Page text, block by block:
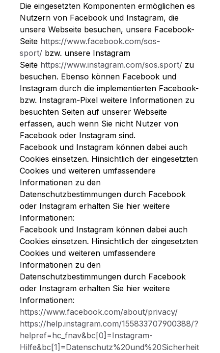
Die eingesetzten Komponenten ermöglichen es
Nutzern von Facebook und Instagram, die
unsere Webseite besuchen, unsere Facebook-
Seite https://www.facebook.com/sos-
sport/ bzw. unsere Instagram
Seite https://www.instagram.com/sos.sport/ zu
besuchen. Ebenso können Facebook und
Instagram durch die implementierten Facebook-
bzw. Instagram-Pixel weitere Informationen zu
besuchten Seiten auf unserer Webseite
erfassen, auch wenn Sie nicht Nutzer von
Facebook oder Instagram sind.
Facebook und Instagram können dabei auch
Cookies einsetzen. Hinsichtlich der eingesetzten
Cookies und weiteren umfassendere
Informationen zu den
Datenschutzbestimmungen durch Facebook
oder Instagram erhalten Sie hier weitere
Informationen:
Facebook und Instagram können dabei auch
Cookies einsetzen. Hinsichtlich der eingesetzten
Cookies und weiteren umfassendere
Informationen zu den
Datenschutzbestimmungen durch Facebook
oder Instagram erhalten Sie hier weitere
Informationen:
https://www.facebook.com/about/privacy/
https://help.instagram.com/155833707900388/?
helpref=hc_fnav&bc[0]=Instagram-
Hilfe&bc[1]=Datenschutz%20und%20Sicherheit